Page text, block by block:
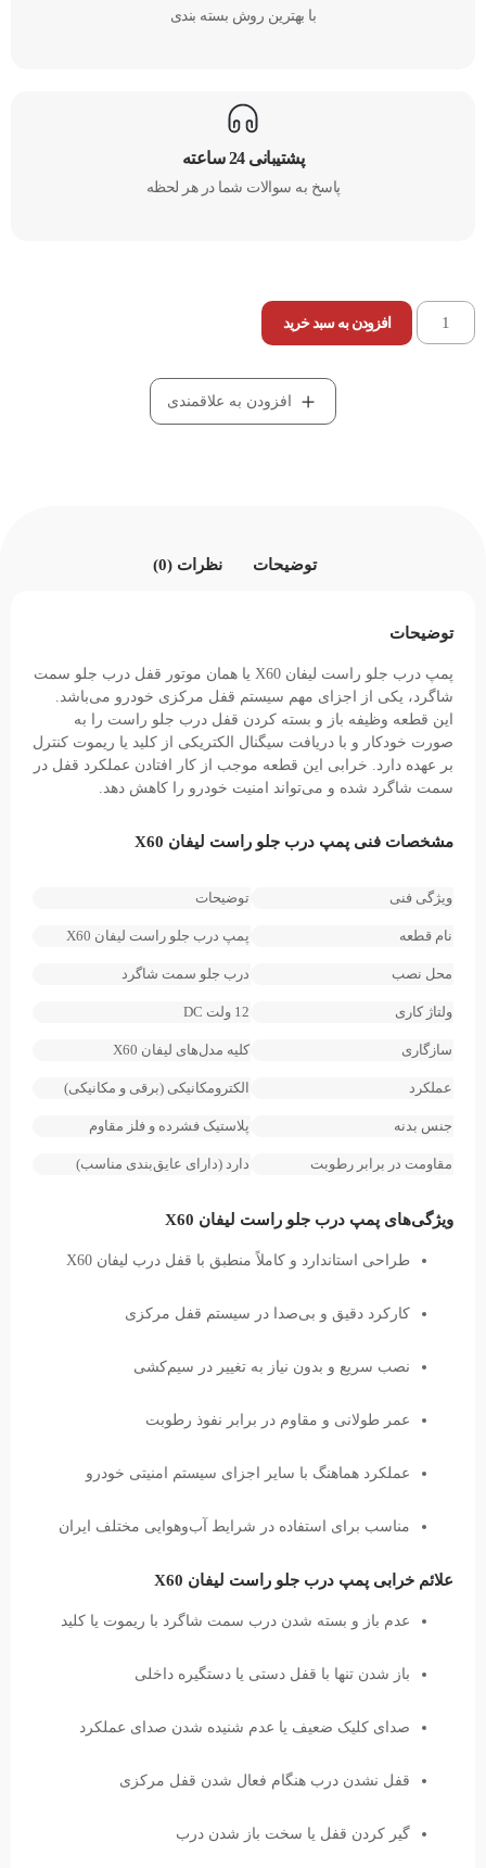
با بهترین روش بسته بندی​
پشتیبانی 24 ساعته
پاسخ به سوالات شما در هر لحظه
افزودن به سبد خرید
افزودن به علاقمندی
توضیحات نظرات (0)
توضیحات
پمپ درب جلو راست لیفان X60 یا همان موتور قفل درب جلو سمت
شاگرد، یکی از اجزای مهم سیستم قفل مرکزی خودرو می‌باشد.
این قطعه وظیفه باز و بسته کردن قفل درب جلو راست را به
صورت خودکار و با دریافت سیگنال الکتریکی از کلید یا ریموت کنترل
بر عهده دارد. خرابی این قطعه موجب از کار افتادن عملکرد قفل در
سمت شاگرد شده و می‌تواند امنیت خودرو را کاهش دهد.
مشخصات فنی پمپ درب جلو راست لیفان X60
ویژگی فنی توضیحات
نام قطعه پمپ درب جلو راست لیفان X60
محل نصب درب جلو سمت شاگرد
ولتاژ کاری 12 ولت DC
سازگاری کلیه مدل‌های لیفان X60
عملکرد الکترومکانیکی (برقی و مکانیکی)
جنس بدنه پلاستیک فشرده و فلز مقاوم
مقاومت در برابر رطوبت دارد (دارای عایق‌بندی مناسب)
ویژگی‌های پمپ درب جلو راست لیفان X60
طراحی استاندارد و کاملاً منطبق با قفل درب لیفان X60
کارکرد دقیق و بی‌صدا در سیستم قفل مرکزی
نصب سریع و بدون نیاز به تغییر در سیم‌کشی
عمر طولانی و مقاوم در برابر نفوذ رطوبت
عملکرد هماهنگ با سایر اجزای سیستم امنیتی خودرو
مناسب برای استفاده در شرایط آب‌و‌هوایی مختلف ایران
علائم خرابی پمپ درب جلو راست لیفان X60
عدم باز و بسته شدن درب سمت شاگرد با ریموت یا کلید
باز شدن تنها با قفل دستی یا دستگیره داخلی
صدای کلیک ضعیف یا عدم شنیده شدن صدای عملکرد
قفل نشدن درب هنگام فعال شدن قفل مرکزی
گیر کردن قفل یا سخت باز شدن درب